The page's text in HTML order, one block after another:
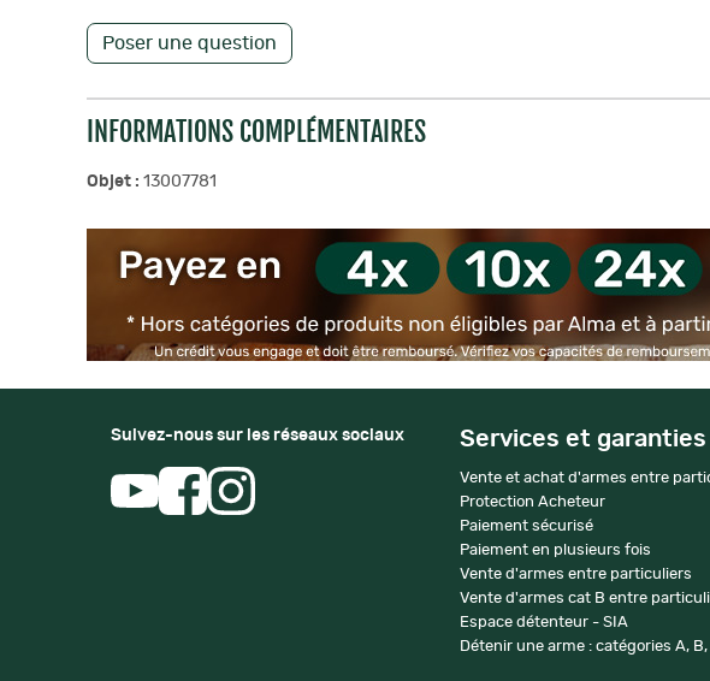
Poser une question
INFORMATIONS COMPLÉMENTAIRES
Objet : 13007781
Suivez-nous sur les réseaux sociaux Services et garanties
Vente et achat d'armes entre
Protection Acheteur
Paiement sécurisé
Paiement en plusieurs fois
Vente d'armes entre particuliers
Vente d'armes cat B entre
Espace détenteur - SIA
Détenir une arme : catégories A, B,